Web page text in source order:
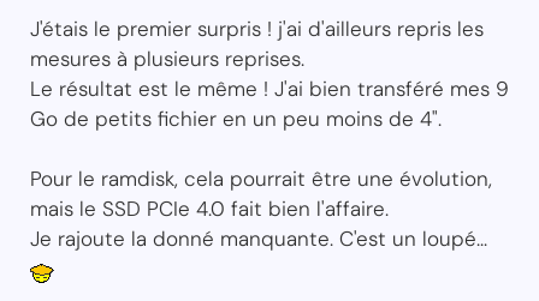
J'étais le premier surpris ! j'ai d'ailleurs repris les
mesures à plusieurs reprises.
Le résultat est le même ! J'ai bien transféré mes 9
Go de petits fichier en un peu moins de 4".
Pour le ramdisk, cela pourrait être une évolution,
mais le SSD PCIe 4.0 fait bien l'affaire.
Je rajoute la donné manquante. C'est un loupé...